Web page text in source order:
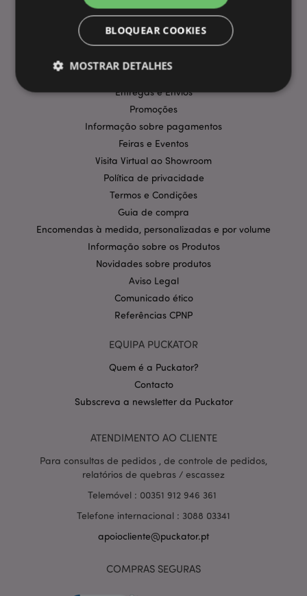
Entregas e Envios
Promoções
Informação sobre pagamentos
Feiras e Eventos
Visita Virtual ao Showroom
Política de privacidade
Termos e Condições
Guia de compra
Encomendas à medida, personalizadas e por volume
Informação sobre os Produtos
Novidades sobre produtos
Aviso Legal
Comunicado ético
Referências CPNP
EQUIPA PUCKATOR
Quem é a Puckator?
Contacto
Subscreva a newsletter da Puckator
ATENDIMENTO AO CLIENTE
Para consultas de pedidos , de controle de pedidos,
relatórios de quebras / escassez
Telemóvel : 00351 912 946 361
Telefone internacional : 3088 03341
apoiocliente@puckator.pt
COMPRAS SEGURAS
BLOQUEAR COOKIES
MOSTRAR DETALHES
Segmentação
Funcionalidade
Os cookies estritamente necessários permitem
funcionalidades centrais do website, tais como login
de utilizador e gestão de conta. O sítio web não
pode ser utilizado correctamente sem os cookies
estritamente necessários.
Nome
Provider/
CookieScriptConsent
PHPSESSID
.www.puckator.pt
Política de Privacidade da